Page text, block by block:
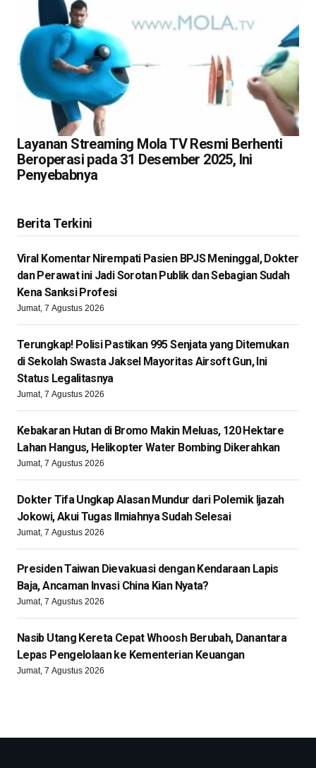
Layanan Streaming Mola TV Resmi Berhenti
Beroperasi pada 31 Desember 2025, Ini
Penyebabnya
Berita Terkini
Viral Komentar Nirempati Pasien BPJS Meninggal, Dokter
dan Perawat ini Jadi Sorotan Publik dan Sebagian Sudah
Kena Sanksi Profesi
Jumat, 7 Agustus 2026
Terungkap! Polisi Pastikan 995 Senjata yang Ditemukan
di Sekolah Swasta Jaksel Mayoritas Airsoft Gun, Ini
Status Legalitasnya
Jumat, 7 Agustus 2026
Kebakaran Hutan di Bromo Makin Meluas, 120 Hektare
Lahan Hangus, Helikopter Water Bombing Dikerahkan
Jumat, 7 Agustus 2026
Dokter Tifa Ungkap Alasan Mundur dari Polemik Ijazah
Jokowi, Akui Tugas Ilmiahnya Sudah Selesai
Jumat, 7 Agustus 2026
Presiden Taiwan Dievakuasi dengan Kendaraan Lapis
Baja, Ancaman Invasi China Kian Nyata?
Jumat, 7 Agustus 2026
Nasib Utang Kereta Cepat Whoosh Berubah, Danantara
Lepas Pengelolaan ke Kementerian Keuangan
Jumat, 7 Agustus 2026